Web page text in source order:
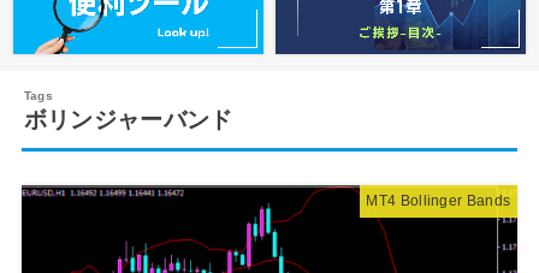
ボリンジャーバンド
MT4 Bollinger Bands